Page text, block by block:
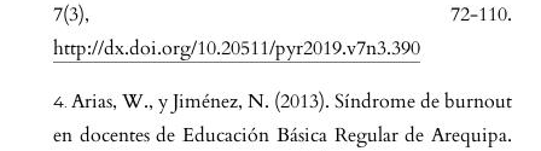
7(3), 72-110.
http://dx.doi.org/10.20511/pyr2019.v7n3.390
Arias, W., y Jiménez, N. (2013). Síndrome de burnout
en docentes de Educación Básica Regular de Arequipa.